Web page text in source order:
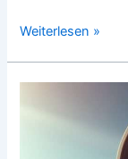
Wie
Weiterlesen »